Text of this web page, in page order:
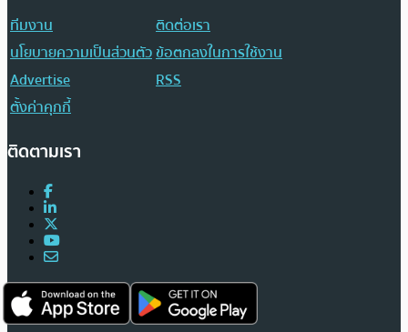
ทีมงาน
ติดต่อเรา
นโยบายความเป็นส่วนตัวข้อตกลงในการใช้งาน
Advertise
RSS
ตั้งค่าคุกกี้
ติดตามเรา